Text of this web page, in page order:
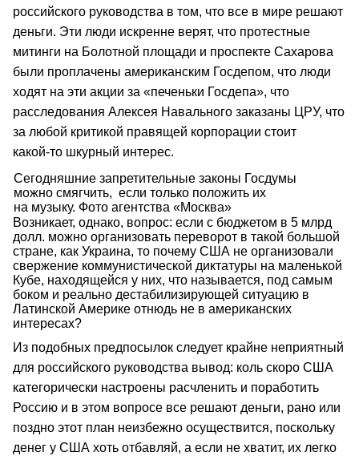
российского руководства в том, что все в мире решают
деньги. Эти люди искренне верят, что протестные
митинги на Болотной площади и проспекте Сахарова
были проплачены американским Госдепом, что люди
ходят на эти акции за «печеньки Госдепа», что
расследования Алексея Навального заказаны ЦРУ, что
за любой критикой правящей корпорации стоит
какой‑то шкурный интерес.
Сегодняшние запретительные законы Госдумы
можно смягчить, если только положить их
на музыку. Фото агентства «Москва»
Возникает, однако, вопрос: если с бюджетом в 5 млрд
долл. можно организовать переворот в такой большой
стране, как Украина, то почему США не организовали
свержение коммунистической диктатуры на маленькой
Кубе, находящейся у них, что называется, под самым
боком и реально дестабилизирующей ситуацию в
Латинской Америке отнюдь не в американских
интересах?
Из подобных предпосылок следует крайне неприятный
для российского руководства вывод: коль скоро США
категорически настроены расчленить и поработить
Россию и в этом вопросе все решают деньги, рано или
поздно этот план неизбежно осуществится, поскольку
денег у США хоть отбавляй, а если не хватит, их легко